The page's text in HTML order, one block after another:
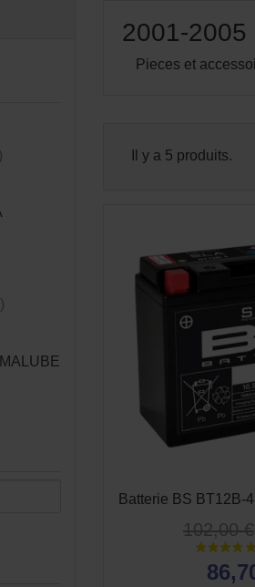
2001-2005
Pieces et
Il y a 5 produits.
Batterie BS BT12B-
102,00 €
APERÇU